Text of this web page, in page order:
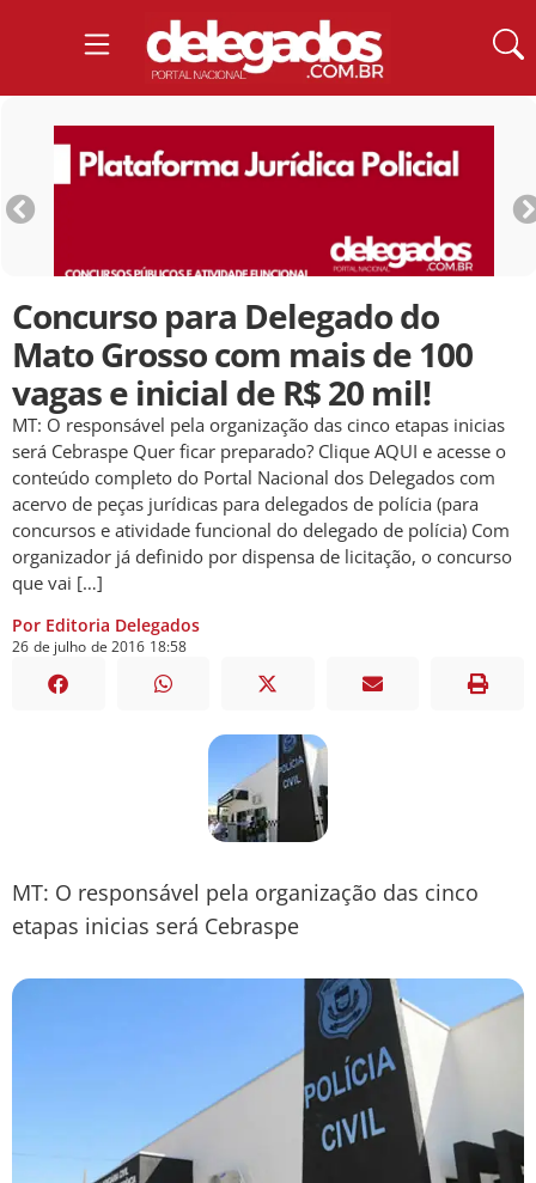
Concurso para Delegado do
Mato Grosso com mais de 100
vagas e inicial de R$ 20 mil!
MT: O responsável pela organização das cinco etapas inicias
será Cebraspe Quer ficar preparado? Clique AQUI e acesse o
conteúdo completo do Portal Nacional dos Delegados com
acervo de peças jurídicas para delegados de polícia (para
concursos e atividade funcional do delegado de polícia) Com
organizador já definido por dispensa de licitação, o concurso
que vai […]
Por Editoria Delegados
26 de julho de 2016 18:58
MT: O responsável pela organização das cinco
etapas inicias será Cebraspe